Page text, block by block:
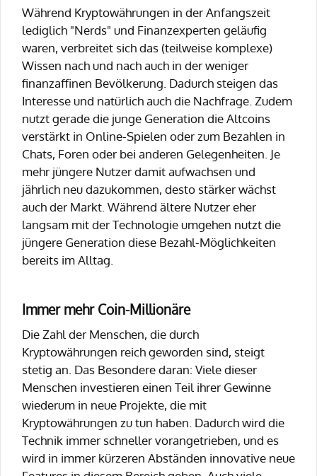
Während Kryptowährungen in der Anfangszeit
lediglich "Nerds" und Finanzexperten geläufig
waren, verbreitet sich das (teilweise komplexe)
Wissen nach und nach auch in der weniger
finanzaffinen Bevölkerung. Dadurch steigen das
Interesse und natürlich auch die Nachfrage. Zudem
nutzt gerade die junge Generation die Altcoins
verstärkt in Online-Spielen oder zum Bezahlen in
Chats, Foren oder bei anderen Gelegenheiten. Je
mehr jüngere Nutzer damit aufwachsen und
jährlich neu dazukommen, desto stärker wächst
auch der Markt. Während ältere Nutzer eher
langsam mit der Technologie umgehen nutzt die
jüngere Generation diese Bezahl-Möglichkeiten
bereits im Alltag.
Immer mehr Coin-Millionäre
Die Zahl der Menschen, die durch
Kryptowährungen reich geworden sind, steigt
stetig an. Das Besondere daran: Viele dieser
Menschen investieren einen Teil ihrer Gewinne
wiederum in neue Projekte, die mit
Kryptowährungen zu tun haben. Dadurch wird die
Technik immer schneller vorangetrieben, und es
wird in immer kürzeren Abständen innovative neue